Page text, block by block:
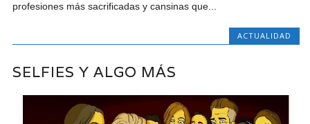
profesiones más sacrificadas y cansinas que...
ACTUALIDAD
SELFIES Y ALGO MÁS